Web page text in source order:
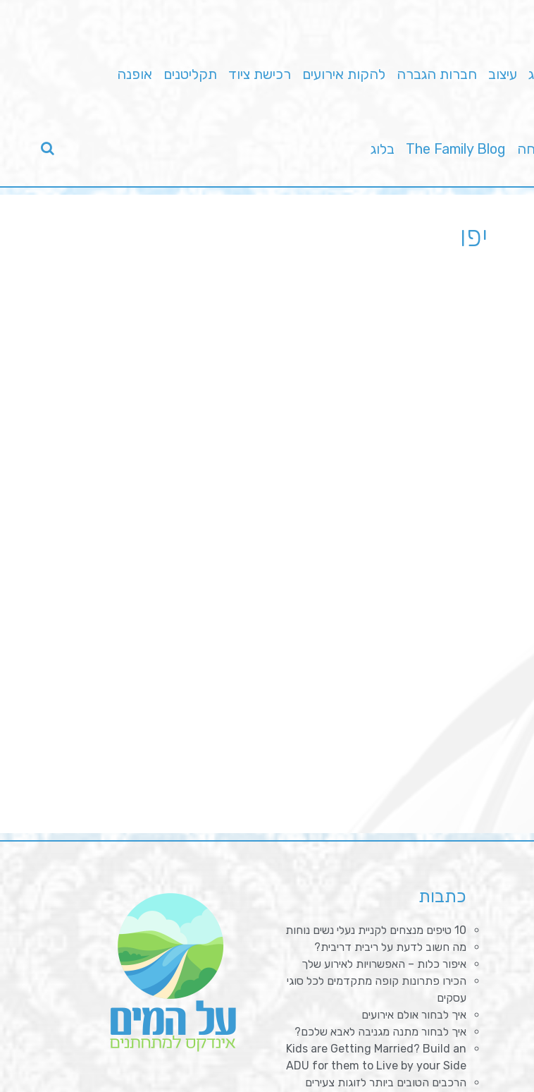
עיצוב חברות הגברה להקות אירועים רכישת ציוד תקליטנים אופנה
The Family Blog בלוג
יפו
כתבות
10 טיפים מנצחים לקניית נעלי נשים נוחות
מה חשוב לדעת על ריבית דריבית?
איפור כלות – האפשרויות לאירוע שלך
הכירו פתרונות קופה מתקדמים לכל סוגי
עסקים
איך לבחור אולם אירועים
איך לבחור מתנה מגניבה לאבא שלכם?
Kids are Getting Married? Build an
ADU for them to Live by your Side
הרכבים הטובים ביותר לזוגות צעירים